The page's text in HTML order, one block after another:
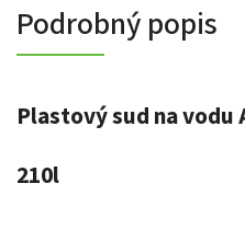
Podrobný popis
Plastový sud na vodu
210l